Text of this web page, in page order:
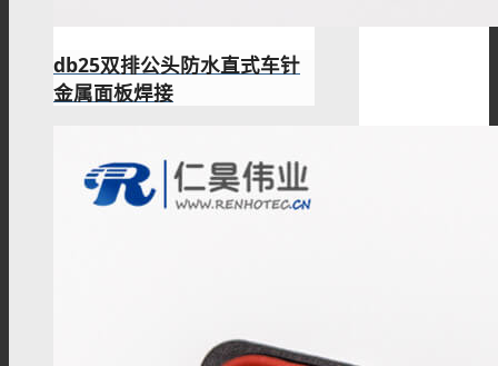
db25双排公头防水直式车针
金属面板焊接